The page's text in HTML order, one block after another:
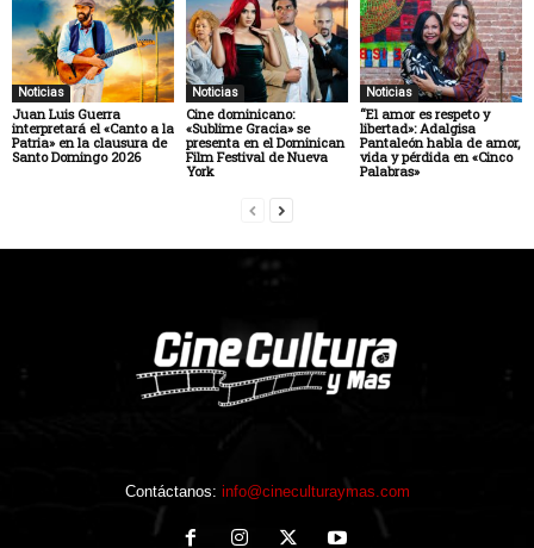
Noticias
Juan Luis Guerra
interpretará el «Canto a la
Patria» en la clausura de
Santo Domingo 2026
Noticias
Cine dominicano:
«Sublime Gracia» se
presenta en el Dominican
Film Festival de Nueva
York
Noticias
“El amor es respeto y
libertad»: Adalgisa
Pantaleón habla de amor,
vida y pérdida en «Cinco
Palabras»
Contáctanos: info@cineculturaymas.com